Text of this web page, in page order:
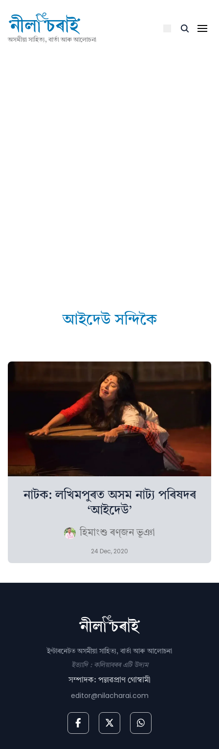
অসমীয়া সাহিত্য, বাৰ্তা আৰু আলোচনা
আইদেউ সন্দিকৈ
নাটক: লখিমপুৰত অসম নাট্য পৰিষদৰ
‘আইদেউ’
হিমাংশু ৰণ্‌জন ভূঞা
24 Dec, 2020
ইণ্টাৰনেটত অসমীয়া সাহিত্য, বাৰ্তা আৰু আলোচনা
ইত্যাদি : কলিয়াবৰৰ এটি উদ্যম
সম্পাদক: পল্লৱপ্ৰাণ গোস্বামী
editor@nilacharai.com